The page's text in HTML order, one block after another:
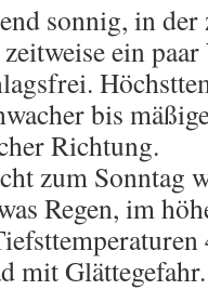
sonnig, in der
ein
bis
Richtung.
zum Sonntag
Regen, im
mit Glättegefahr.